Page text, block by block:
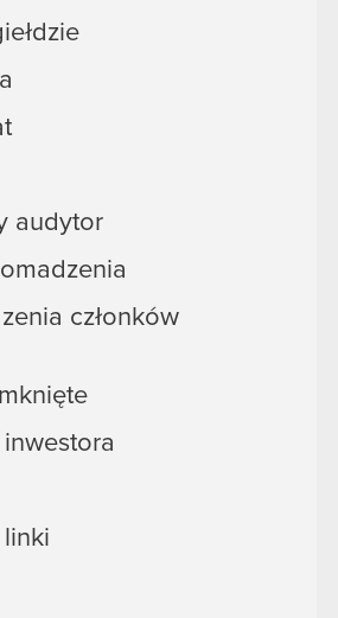
audytor
członków
linki